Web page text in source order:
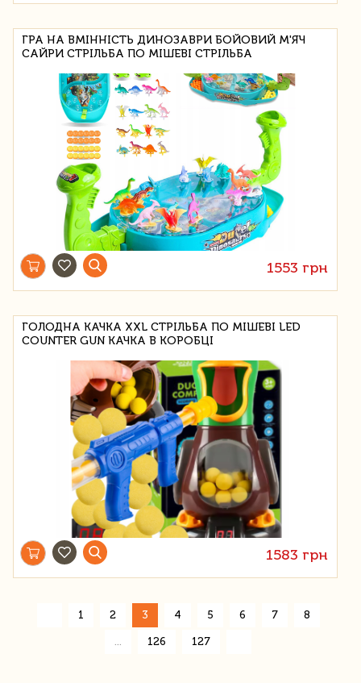
ГРА НА ВМІННІСТЬ ДИНОЗАВРИ БОЙОВИЙ М'ЯЧ
САЙРИ СТРІЛЬБА ПО МІШЕВІ СТРІЛЬБА
1553 грн
ГОЛОДНА КАЧКА XXL СТРІЛЬБА ПО МІШЕВІ LED
COUNTER GUN КАЧКА В КОРОБЦІ
1583 грн
1 2 3 4 5 6 7 8
126 127